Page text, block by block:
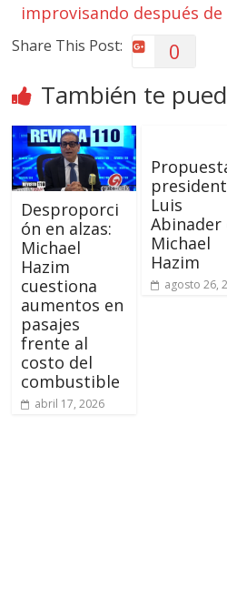
improvisando después de
Share This Post: 0
También te
Desproporci
ón en alzas:
Michael
Hazim
cuestiona
aumentos en
pasajes
frente al
costo del
combustible
abril 17, 2026
Luis
Abinader
Michael
Hazim
agosto 26,